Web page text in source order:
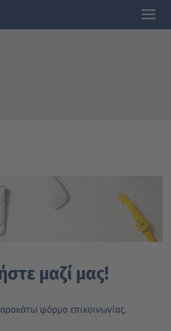
μαζί μας!
φόρμα επικοινωνίας.